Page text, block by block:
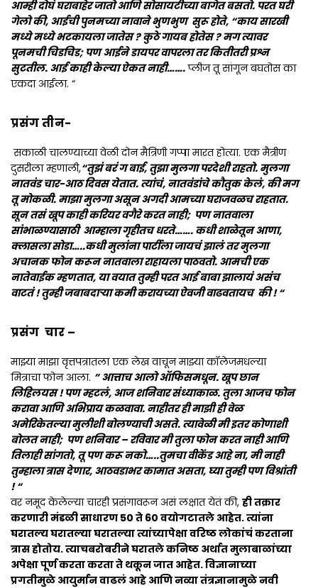
आम्ही दोघं घराबाहेर जातो आणि सोसायटीच्या बागेत बसतो. परत घरी
गेलो की, आईची पुनमच्या नावाने भुणभुण सुरू होते, “काय सारखी
मध्ये मध्ये भटकायला जातेस ? कुठे गायब होतेस ? मग त्यावर
पूनमची चिडचिड; पण आईने डायपर वापरला तर कितीतरी प्रश्न
सुटतील. आई काही केल्या ऐकत नाही…….प्लीज तू सांगून बघतोस का
एकदा आईला. “
प्रसंग तीन-
सकाळी चालण्याच्या वेळी दोन मैत्रिणी गप्पा मारत होत्या. एक मैत्रीण
दुसरीला म्हणाली,“तुझं बरं ग बाई, तुझा मुलगा परदेशी राहतो. मुलगा
नातवंड चार-आठ दिवस येतात. त्यांचं, नातवंडांचे कौतुक केलं, की मग
तू मोकळी. माझा मुलगा असून अगदी आमच्या घराजवळच राहतात.
सून तसं खूप काही करियर वगैरे करत नाही; पण नातवाला
सांभाळण्यासाठी आम्हाला गृहीतच धरते……. कधी शाळेतून आणा,
क्लासला सोडा…..कधी मुलांना पार्टीला जायचं झालं तर मुलगा
अचानक फोन करून नातवाला राहायला पाठवतो. आमची एक
नातेवाईक म्हणतात, या वयात तुम्ही परत आई बाबा झालायं असंच
वाटतं ! तुम्ही जबाबदाऱ्या कमी करायच्या ऐवजी वाढवतायच की ! “
प्रसंग चार –
माझ्या माझा वृत्तपत्रातला एक लेख वाचून माझ्या कॉलेजमधल्या
मित्राचा फोन आला. ” आत्ताच आलो ऑफिसमधून. खूप छान
लिहिलयस ! पण म्हटलं, आज शनिवार संध्याकाळ. तुला आजच फोन
करावा आणि अभिप्राय कळवावा. नाहीतर ही माझी ही वेळ
अमेरिकेतल्या मुलीशी बोलण्याची असते. त्यावेळी मी इतर कोणाशी
बोलत नाही; पण शनिवार – रविवार मी तुला फोन करत नाही आणि
तिलाही सांगतो, तू पण करू नको…..तुमचा वीकेंड आहे ना, मी नाही
तुम्हाला त्रास देणार, आठवडाभर कामात असता, घ्या तुम्ही पण विश्रांती
! “
वर नमूद केलेल्या चारही प्रसंगावरून असं लक्षात येतं की, ही तक्रार
करणारी मंडळी साधारण 50 ते 60 वयोगटातले आहेत. त्यांना
घरातल्य घरातल्या घरातल्या त्यांच्यापेक्षा वरिष्ठ लोकांचं करताना
त्रास होतोय. त्याचबरोबरीने घरातले कनिष्ठ अर्थात मुलाबाळांच्या
अपेक्षा पूर्ण करता करता ते थकून जात आहेत. विज्ञानाच्या
प्रगतीमुळे आयुर्मान वाढलं आहे आणि नव्या तंत्रज्ञानामुळे नवी